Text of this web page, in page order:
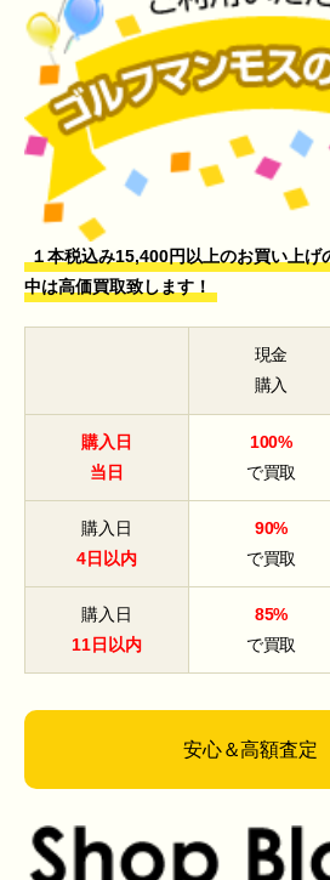
１本税込み15,400円以上のお買い上げ
中は高価買取致します！
現金
購入
購入日
当日
100%
で買取
購入日
4日以内
90%
で買取
購入日
11日以内
85%
で買取
安心＆高額査定